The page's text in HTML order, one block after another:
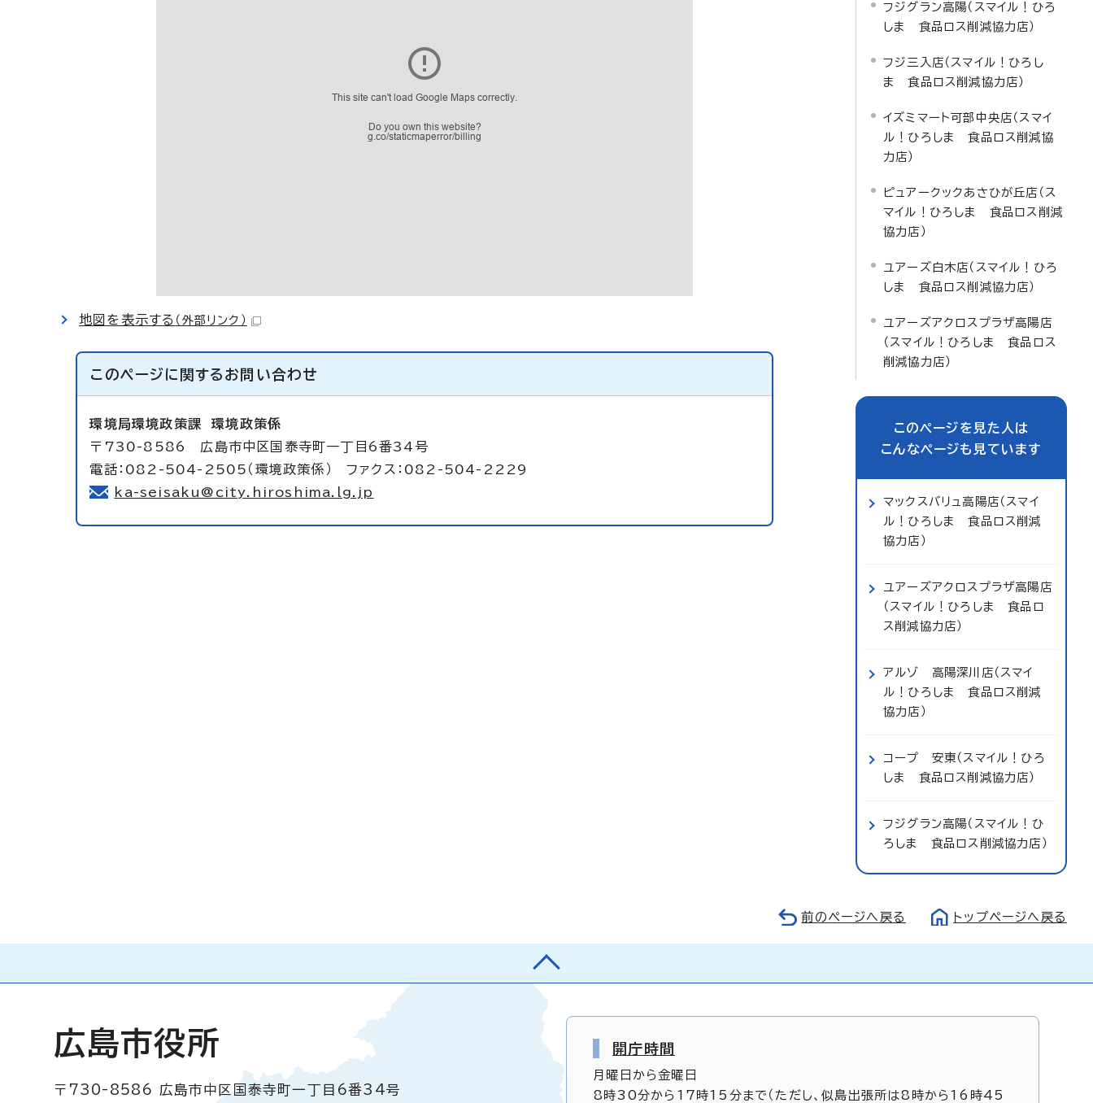
地図を表示する （外部リンク）
このページに関する お問い合わせ
環境局環境政策課環境政策係
〒730-8586 広島市中区国泰寺町一丁目6番34号
電話：082-504-2505（環境政策係） ファクス：082-504-2229
ka-seisaku@city.hiroshima.lg.jp
フジグラン高陽（スマイル！ひろ
しま 食品ロス削減協力店）
フジ三入店（スマイル！ひろし
ま 食品ロス削減協力店）
イズミマート可部中央店（スマイ
ル！ひろしま 食品ロス削減協
力店）
ピュアークックあさひが丘店（ス
マイル！ひろしま 食品ロス削減
協力店）
ユアーズ白木店（スマイル！ひろ
しま 食品ロス削減協力店）
ユアーズアクロスプラザ高陽店
（スマイル！ひろしま 食品ロス
削減協力店）
このページを見た人は
こんなページも見ています
マックスバリュ高陽店（スマイ
ル！ひろしま 食品ロス削減
協力店）
ユアーズアクロスプラザ高陽店
（スマイル！ひろしま 食品ロ
ス削減協力店）
アルゾ 高陽深川店（スマイ
ル！ひろしま 食品ロス削減
協力店）
コープ 安東（スマイル！ひろ
しま 食品ロス削減協力店）
フジグラン高陽（スマイル！ひ
ろしま 食品ロス削減協力店）
前のページへ戻る トップページへ戻る
広島市役所
〒730-8586 広島市中区国泰寺町一丁目6番34号
開庁時間
月曜日から金曜日
8時30分から17時15分まで（ただし、似島出張所は8時から16時45